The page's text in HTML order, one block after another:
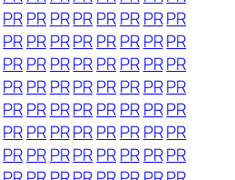
PRPRPRPRPRPR PRPR
PRPRPRPRPRPR PRPR
PRPRPRPRPRPR PRPR
PRPRPRPRPRPR PRPR
PRPRPRPRPRPR PRPR
PRPRPRPRPRPR PRPR
PRPRPRPRPRPR PRPR